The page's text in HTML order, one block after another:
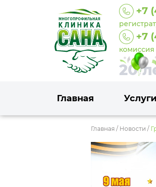
+7
+7
20
Главная Услуги
Главная / Новости /